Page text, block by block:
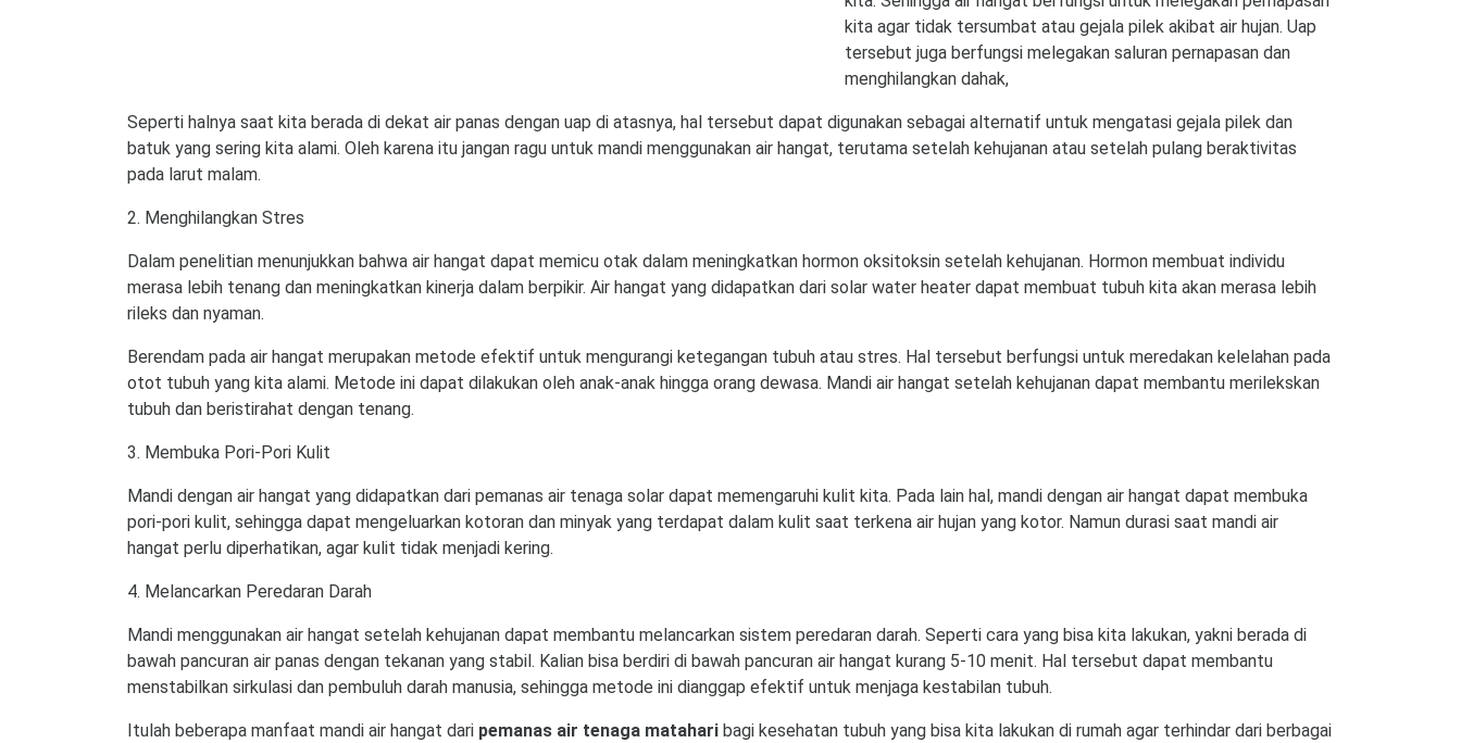
kita agar tidak tersumbat atau gejala pilek akibat air hujan. Uap
tersebut juga berfungsi melegakan saluran pernapasan dan
menghilangkan dahak,
Seperti halnya saat kita berada di dekat air panas dengan uap di atasnya, hal tersebut dapat digunakan sebagai alternatif untuk mengatasi gejala pilek dan
batuk yang sering kita alami. Oleh karena itu jangan ragu untuk mandi menggunakan air hangat, terutama setelah kehujanan atau setelah pulang beraktivitas
pada larut malam.
2. Menghilangkan Stres
Dalam penelitian menunjukkan bahwa air hangat dapat memicu otak dalam meningkatkan hormon oksitoksin setelah kehujanan. Hormon membuat individu
merasa lebih tenang dan meningkatkan kinerja dalam berpikir. Air hangat yang didapatkan dari solar water heater dapat membuat tubuh kita akan merasa lebih
rileks dan nyaman.
Berendam pada air hangat merupakan metode efektif untuk mengurangi ketegangan tubuh atau stres. Hal tersebut berfungsi untuk meredakan kelelahan pada
otot tubuh yang kita alami. Metode ini dapat dilakukan oleh anak-anak hingga orang dewasa. Mandi air hangat setelah kehujanan dapat membantu merilekskan
tubuh dan beristirahat dengan tenang.
3. Membuka Pori-Pori Kulit
Mandi dengan air hangat yang didapatkan dari pemanas air tenaga solar dapat memengaruhi kulit kita. Pada lain hal, mandi dengan air hangat dapat membuka
pori-pori kulit, sehingga dapat mengeluarkan kotoran dan minyak yang terdapat dalam kulit saat terkena air hujan yang kotor. Namun durasi saat mandi air
hangat perlu diperhatikan, agar kulit tidak menjadi kering.
4. Melancarkan Peredaran Darah
Mandi menggunakan air hangat setelah kehujanan dapat membantu melancarkan sistem peredaran darah. Seperti cara yang bisa kita lakukan, yakni berada di
bawah pancuran air panas dengan tekanan yang stabil. Kalian bisa berdiri di bawah pancuran air hangat kurang 5-10 menit. Hal tersebut dapat membantu
menstabilkan sirkulasi dan pembuluh darah manusia, sehingga metode ini dianggap efektif untuk menjaga kestabilan tubuh.
Itulah beberapa manfaat mandi air hangat dari pemanas air tenaga matahari bagi kesehatan tubuh yang bisa kita lakukan di rumah agar terhindar dari berbagai